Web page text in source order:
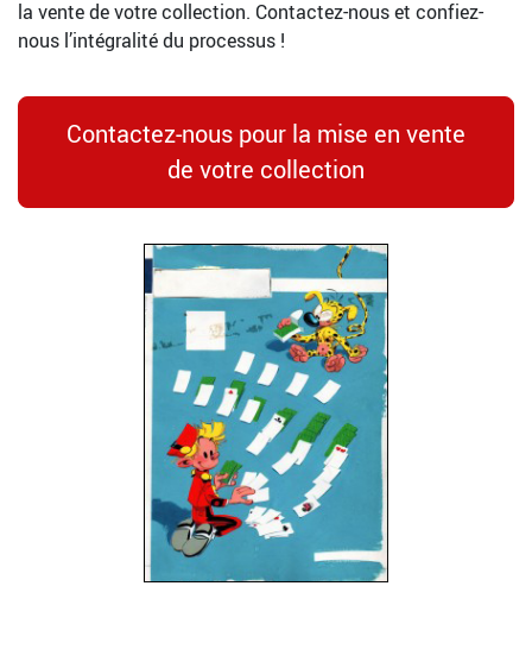
la vente de votre collection. Contactez-nous et confiez-
nous l’intégralité du processus !
Contactez-nous pour la mise en vente
de votre collection